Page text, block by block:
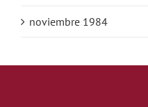
noviembre 1984